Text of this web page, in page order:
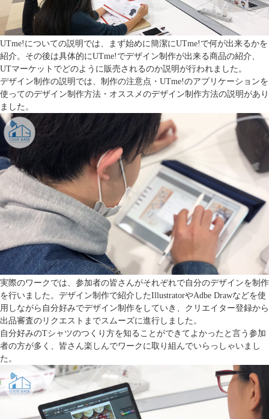
UTme!についての説明では、まず始めに簡潔にUTme!で何が出来るかを
紹介。その後は具体的にUTme!でデザイン制作が出来る商品の紹介、
UTマーケットでどのように販売されるのか説明が行われました。
デザイン制作の説明では、制作の注意点・UTme!のアプリケーションを
使ってのデザイン制作方法・オススメのデザイン制作方法の説明があり
ました。
実際のワークでは、参加者の皆さんがそれぞれで自分のデザインを制作
を行いました。デザイン制作で紹介したIllustratorやAdbe Drawなどを使
用しながら自分好みでデザイン制作をしていき、クリエイター登録から
出品審査のリクエストまでスムーズに進行しました。
自分好みのTシャツのつくり方を知ることができてよかったと言う参加
者の方が多く、皆さん楽しんでワークに取り組んでいらっしゃいまし
た。